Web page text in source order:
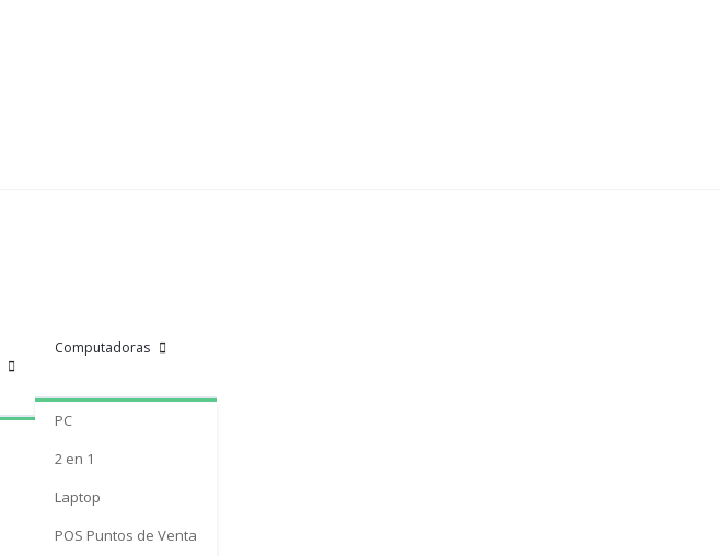
Computadoras
PC
2 en 1
Laptop
POS Puntos de Venta